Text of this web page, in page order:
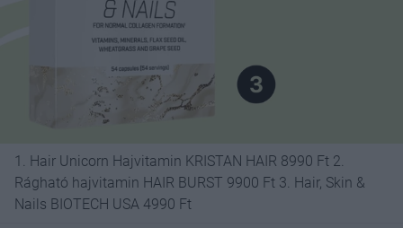
1. Hair Unicorn Hajvitamin KRISTAN HAIR 8990 Ft 2.
Rágható hajvitamin HAIR BURST 9900 Ft 3. Hair, Skin &
Nails BIOTECH USA 4990 Ft